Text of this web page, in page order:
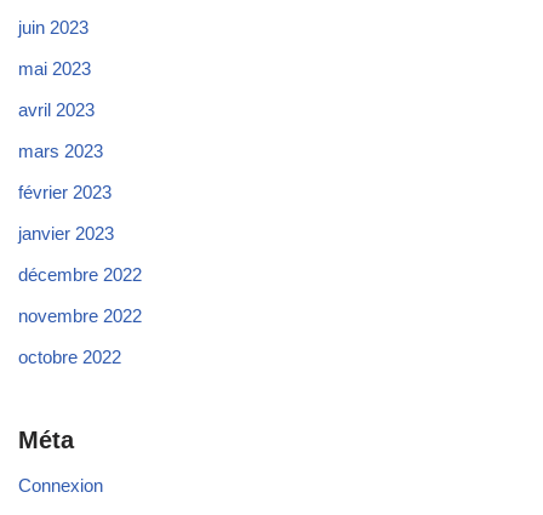
juin 2023
mai 2023
avril 2023
mars 2023
février 2023
janvier 2023
décembre 2022
novembre 2022
octobre 2022
Méta
Connexion